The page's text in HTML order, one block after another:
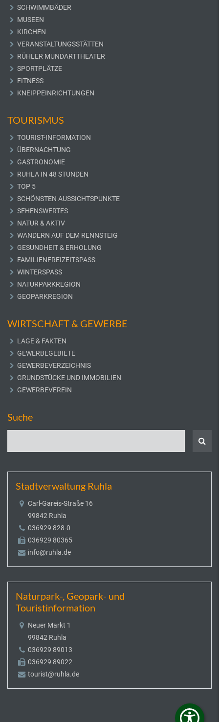
SCHWIMMBÄDER
MUSEEN
KIRCHEN
VERANSTALTUNGSSTÄTTEN
RÜHLER MUNDARTTHEATER
SPORTPLÄTZE
FITNESS
KNEIPPEINRICHTUNGEN
TOURISMUS
TOURIST-INFORMATION
ÜBERNACHTUNG
GASTRONOMIE
RUHLA IN 48 STUNDEN
TOP 5
SCHÖNSTEN AUSSICHTSPUNKTE
SEHENSWERTES
NATUR & AKTIV
WANDERN AUF DEM RENNSTEIG
GESUNDHEIT & ERHOLUNG
FAMILIENFREIZEITSPASS
WINTERSPASS
NATURPARKREGION
GEOPARKREGION
WIRTSCHAFT & GEWERBE
LAGE & FAKTEN
GEWERBEGEBIETE
GEWERBEVERZEICHNIS
GRUNDSTÜCKE UND IMMOBILIEN
GEWERBEVEREIN
Suche
Stadtverwaltung Ruhla
Carl-Gareis-Straße 16
99842 Ruhla
036929 828-0
036929 80365
info@ruhla.de
Naturpark-, Geopark- und
Touristinformation
Neuer Markt 1
99842 Ruhla
036929 89013
036929 89022
tourist@ruhla.de